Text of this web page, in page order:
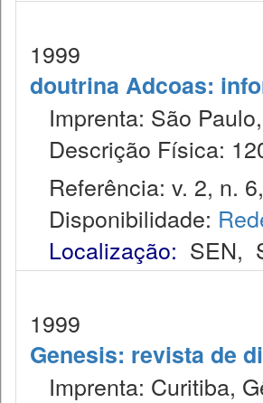
1999
doutrina Adcoas:
Imprenta: São
Descrição Física:
Referência: v. 2, n.
Disponibilidade:
Localização: SEN,
1999
Genesis: revista de
Imprenta: Curitiba,